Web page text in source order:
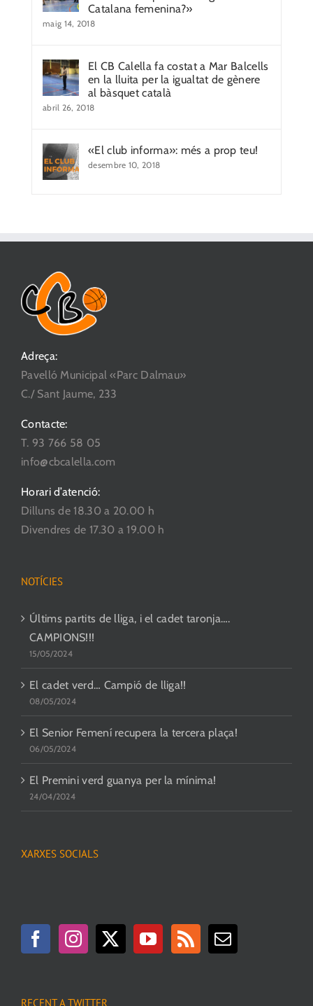
Catalana femenina?»
maig 14, 2018
El CB Calella fa costat a Mar Balcells
en la lluita per la igualtat de gènere
al bàsquet català
abril 26, 2018
«El club informa»: més a prop teu!
desembre 10, 2018
Adreça:
Pavelló Municipal «Parc Dalmau»
C./ Sant Jaume, 233
Contacte:
T. 93 766 58 05
info@cbcalella.com
Horari d’atenció:
Dilluns de 18.30 a 20.00 h
Divendres de 17.30 a 19.00 h
NOTÍCIES
Últims partits de lliga, i el cadet taronja….
CAMPIONS!!!
15/05/2024
El cadet verd… Campió de lliga!!
08/05/2024
El Senior Femení recupera la tercera plaça!
06/05/2024
El Premini verd guanya per la mínima!
24/04/2024
XARXES SOCIALS
RECENT A TWITTER